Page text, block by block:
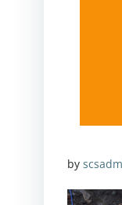
by